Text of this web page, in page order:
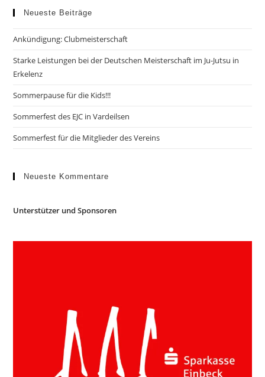
Neueste Beiträge
Ankündigung: Clubmeisterschaft
Starke Leistungen bei der Deutschen Meisterschaft im Ju-Jutsu in
Erkelenz
Sommerpause für die Kids!!!
Sommerfest des EJC in Vardeilsen
Sommerfest für die Mitglieder des Vereins
Neueste Kommentare
Unterstützer und Sponsoren